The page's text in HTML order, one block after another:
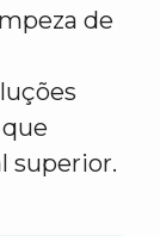
de
superior.